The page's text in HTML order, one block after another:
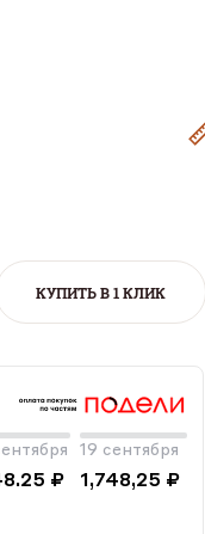
КУПИТЬ В 1 КЛИК
₽
19 сентября
1,748,25 ₽